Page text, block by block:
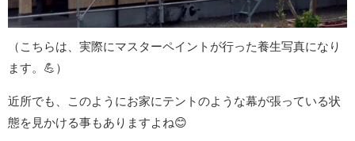
（こちらは、実際にマスターペイントが行った養生写真になり
ます。 💪 ）
近所でも、このようにお家にテントのような幕が張っている状
態を 見かける事もありますよね😊